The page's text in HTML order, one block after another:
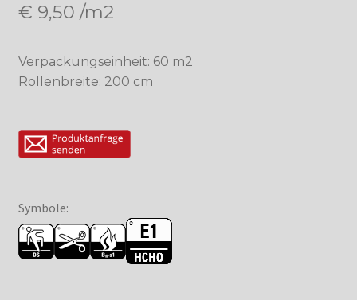
€ 9,50 /m2
Verpackungseinheit: 60 m2
Rollenbreite: 200 cm
Symbole: